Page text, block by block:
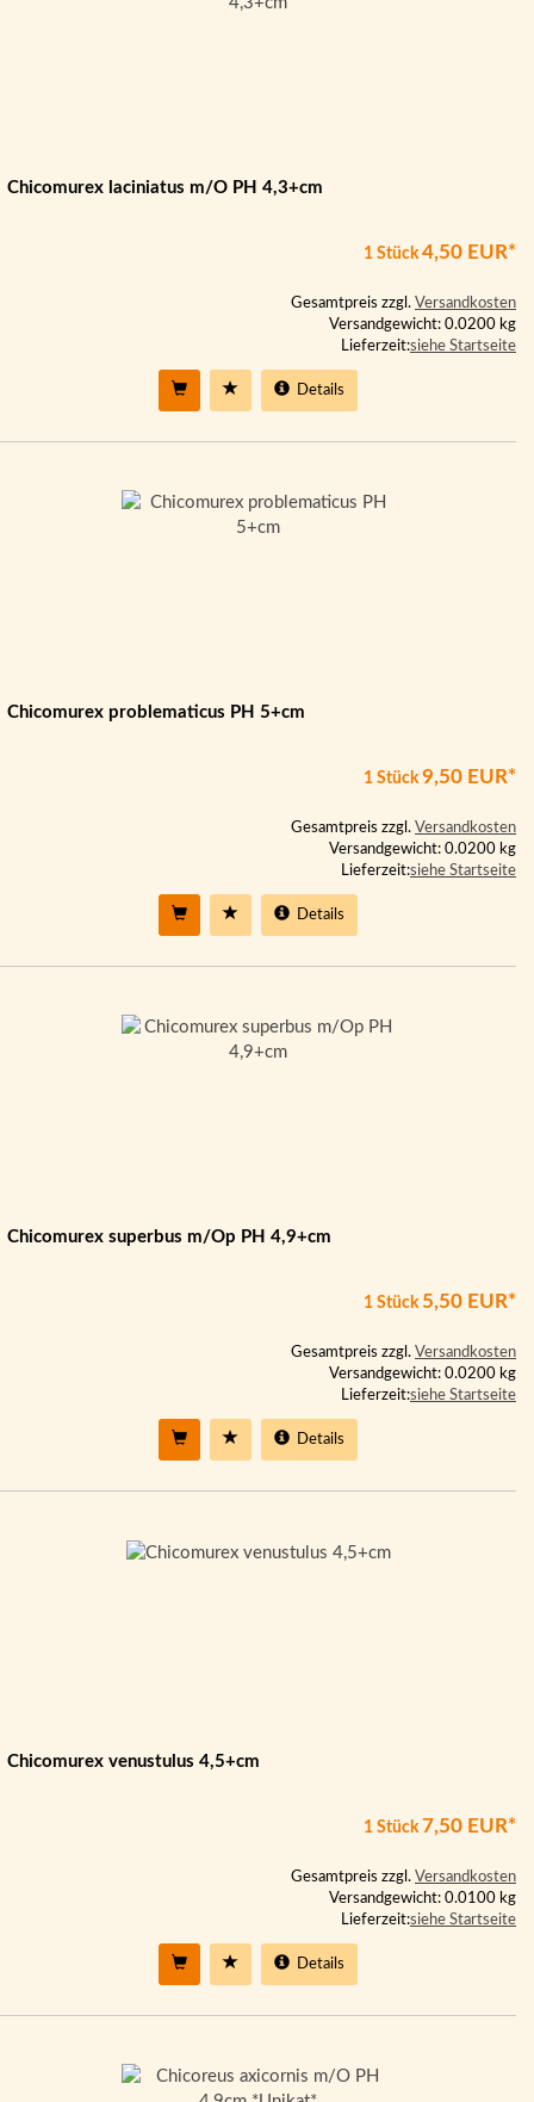
Chicomurex laciniatus m/O PH 4,3+cm
1 Stück4,50 EUR*
Gesamtpreis zzgl. Versandkosten
Versandgewicht: 0.0200 kg
Lieferzeit:siehe Startseite
Details
Chicomurex problematicus PH 5+cm
1 Stück9,50 EUR*
Gesamtpreis zzgl. Versandkosten
Versandgewicht: 0.0200 kg
Lieferzeit:siehe Startseite
Details
Chicomurex superbus m/Op PH 4,9+cm
1 Stück 5,50 EUR*
Gesamtpreis zzgl. Versandkosten
Versandgewicht: 0.0200 kg
Lieferzeit:siehe Startseite
Details
Chicomurex venustulus 4,5+cm
1 Stück7,50 EUR*
Gesamtpreis zzgl. Versandkosten
Versandgewicht: 0.0100 kg
Lieferzeit:siehe Startseite
Details